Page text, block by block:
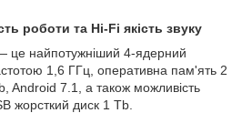
роботи та Hi-Fi якість звуку
найпотужніший 4-ядерний
1,6 ГГц, оперативна пам'ять 2
Android 7.1
, а також можливість
жорсткий диск 1 Tb